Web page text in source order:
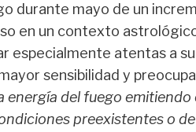
durante mayo de un
en un contexto
especialmente atentas a
sensibilidad y
energía del fuego
preexistentes o